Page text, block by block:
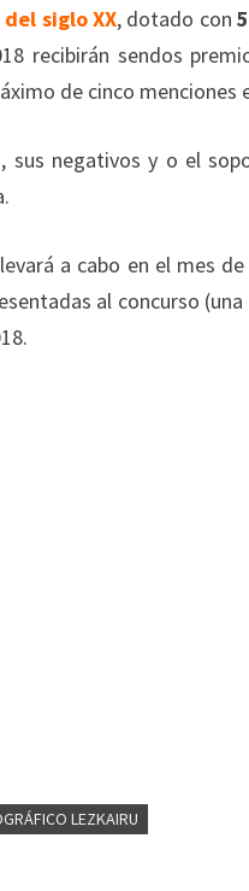
siglo XX, dotado con
recibirán sendos
de cinco menciones
sus negativos y o el
a cabo en el mes
al concurso
LEZKAIRU